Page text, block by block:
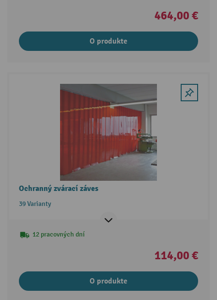
464,00 €
O produkte
Ochranný zvárací záves
39 Varianty
12 pracovných dní
114,00 €
O produkte